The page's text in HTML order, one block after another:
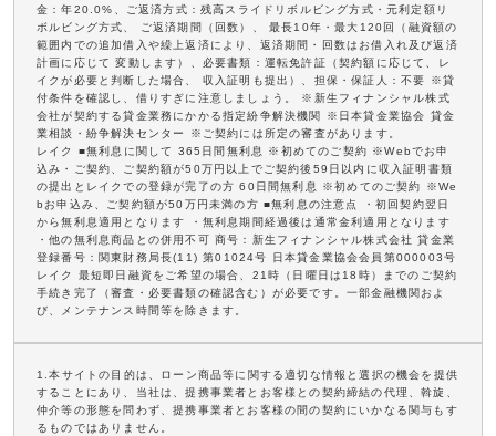
金：年20.0%、ご返済方式：残高スライドリボルビング方式・元利定額リ
ボルビング方式、 ご返済期間（回数）、 最長10年・最大120回（融資額の
範囲内での追加借入や繰上返済により、返済期間・回数はお借入れ及び返済
計画に応じて 変動します）、必要書類：運転免許証（契約額に応じて、レ
イクが必要と判断した場合、 収入証明も提出）、担保・保証人：不要 ※貸
付条件を確認し、借りすぎに注意しましょう。 ※新生フィナンシャル株式
会社が契約する貸金業務にかかる指定紛争解決機関 ※日本貸金業協会 貸金
業相談・紛争解決センター ※ご契約には所定の審査があります。
レイク ■無利息に関して 365日間無利息 ※初めてのご契約 ※Webでお申
込み・ご契約、ご契約額が50万円以上でご契約後59日以内に収入証明書類
の提出とレイクでの登録が完了の方 60日間無利息 ※初めてのご契約 ※We
bお申込み、ご契約額が50万円未満の方 ■無利息の注意点 ・初回契約翌日
から無利息適用となります ・無利息期間経過後は通常金利適用となります
・他の無利息商品との併用不可 商号：新生フィナンシャル株式会社 貸金業
登録番号：関東財務局長(11) 第01024号 日本貸金業協会会員第000003号
レイク 最短即日融資をご希望の場合、21時（日曜日は18時）までのご契約
手続き完了（審査・必要書類の確認含む）が必要です。一部金融機関およ
び、メンテナンス時間等を除きます。
1.本サイトの目的は、ローン商品等に関する適切な情報と選択の機会を提供
することにあり、当社は、提携事業者とお客様との契約締結の代理、斡旋、
仲介等の形態を問わず、提携事業者とお客様の間の契約にいかなる関与もす
るものではありません。